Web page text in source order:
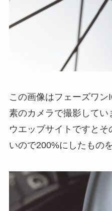
この画像はフェーズワ
素のカメラで撮影してい
ウエッブサイトですと
いので200%にしたもの